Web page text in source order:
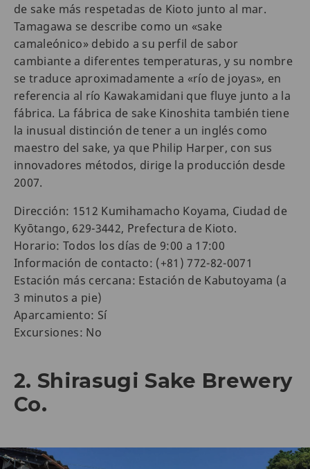
de sake más respetadas de Kioto junto al mar.
Tamagawa se describe como un «sake
camaleónico» debido a su perfil de sabor
cambiante a diferentes temperaturas, y su nombre
se traduce aproximadamente a «río de joyas», en
referencia al río Kawakamidani que fluye junto a la
fábrica. La fábrica de sake Kinoshita también tiene
la inusual distinción de tener a un inglés como
maestro del sake, ya que Philip Harper, con sus
innovadores métodos, dirige la producción desde
2007.
Dirección: 1512 Kumihamacho Koyama, Ciudad de
Kyōtango, 629-3442, Prefectura de Kioto.
Horario: Todos los días de 9:00 a 17:00
Información de contacto: (+81) 772-82-0071
Estación más cercana: Estación de Kabutoyama (a
3 minutos a pie)
Aparcamiento: Sí
Excursiones: No
2. Shirasugi Sake Brewery
Co.